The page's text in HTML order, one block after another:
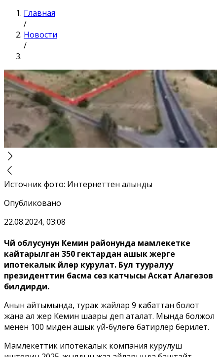
Главная
/
Новости
/
Источник фото: Интернеттен алынды
Опубликовано
22.08.2024, 03:08
Чүй облусунун Кемин районунда мамлекетке
кайтарылган 350 гектардан ашык жерге
ипотекалык үйлөр курулат. Бул тууралуу
президенттин басма сөз катчысы Аскат Алагөзов
билдирди.
Анын айтымында, турак жайлар 9 кабаттан болот
жана ал жер Кемин шаары деп аталат. Мында болжол
менен 100 миңден ашык үй-бүлөгө батирлер берилет.
Мамлекеттик ипотекалык компания курулуш